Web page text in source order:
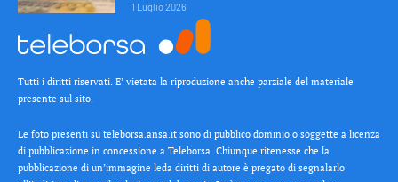
1 Luglio 2026
Tutti i diritti riservati. E’ vietata la riproduzione anche parziale del materiale
presente sul sito.
Le foto presenti su teleborsa.ansa.it sono di pubblico dominio o soggette a licenza
di pubblicazione in concessione a Teleborsa. Chiunque ritenesse che la
pubblicazione di un’immagine leda diritti di autore è pregato di segnalarlo